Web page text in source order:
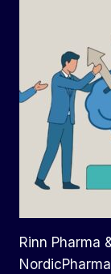
Rinn Pharma